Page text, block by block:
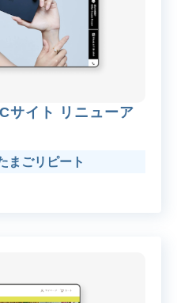
サイト リニューア
まごリピート